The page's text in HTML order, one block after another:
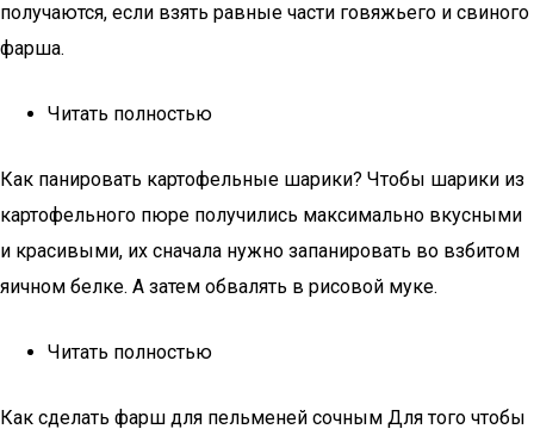
получаются, если взять равные части говяжьего и свиного
фарша.
Читать полностью
Как панировать картофельные шарики? Чтобы шарики из
картофельного пюре получились максимально вкусными
и красивыми, их сначала нужно запанировать во взбитом
яичном белке. А затем обвалять в рисовой муке.
Читать полностью
Как сделать фарш для пельменей сочным Для того чтобы